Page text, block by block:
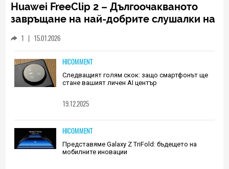
Huawei FreeClip 2 – Дългоочакваното
завръщане на най-добрите слушалки на
1 | 15.01.2026
HICOMMENT
Следващият голям скок: защо смартфонът ще
стане вашият личен AI център
19.12.2025
HICOMMENT
Представяме Galaxy Z TriFold: бъдещето на
мобилните иновации